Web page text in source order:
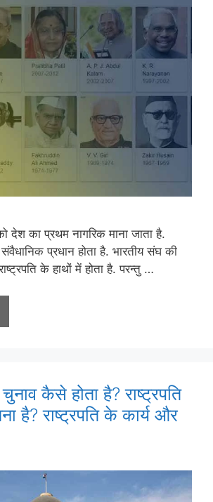
देश का प्रथम नागरिक माना जाता है.
संवैधानिक प्रधान होता है. भारतीय संघ की
के हाथों में होता है. परन्तु …
चुनाव कैसे होता है? राष्ट्रपति
है? राष्ट्रपति के कार्य और